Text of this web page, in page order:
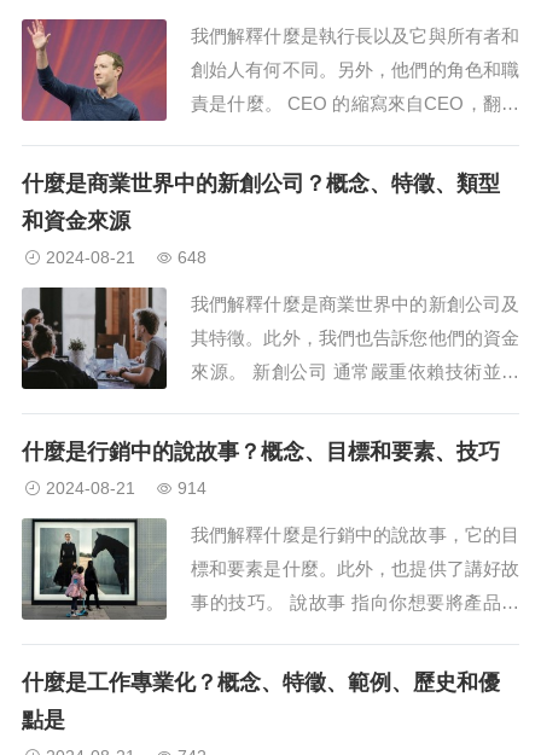
我們解釋什麼是執行長以及它與所有者和
創始人有何不同。另外，他們的角色和職
責是什麼。 CEO 的縮寫來自CEO，翻譯
官？ 在商業世界中，首字母縮寫CEO用
什麼是商業世界中的新創公司？概念、特徵、類型
和資金來源
2024-08-21 648
我們解釋什麼是商業世界中的新創公司及
其特徵。此外，我們也告訴您他們的資金
來源。 新創公司 通常嚴重依賴技術並致
業世界中，新興公司或新創公司通常被稱
什麼是行銷中的說故事？概念、目標和要素、技巧
2024-08-21 914
我們解釋什麼是行銷中的說故事，它的目
標和要素是什麼。此外，也提供了講好故
事的技巧。 說故事 指向你想要將產品與
事？ 在行銷和商業領域，透過講述引人
什麼是工作專業化？概念、特徵、範例、歷史和優
點是